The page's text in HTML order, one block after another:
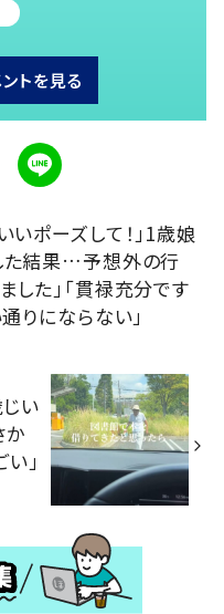
トを見る
いポーズして！」1歳娘
た結果…予想外の行
した」「貫禄充分です
通りにならない」
い
か
」